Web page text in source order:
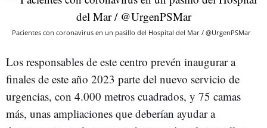
Pacientes con coronavirus en un pasillo del Hospital del Mar / @UrgenPSMar
Los responsables de este centro prevén inaugurar a
finales de este año 2023 parte del nuevo servicio de
urgencias, con 4.000 metros cuadrados, y 75 camas
más, unas ampliaciones que deberían ayudar a